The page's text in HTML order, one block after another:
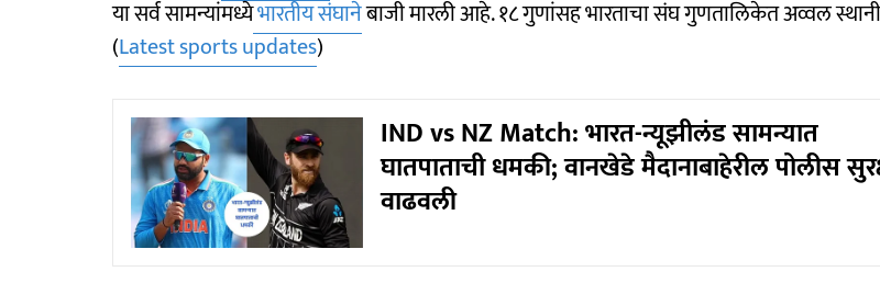
या सर्व सामन्यांमध्येभारतीय संघानेबाजी मारली आहे. १८ गुणांसह भारताचा संघ गुणतालिकेत अव्वल
(Latest sports updates)
IND vs NZ Match: भारत-न्यूझीलंड सामन्यात
घातपाताची धमकी; वानखेडे मैदानाबाहेरील पोलीस
वाढवली